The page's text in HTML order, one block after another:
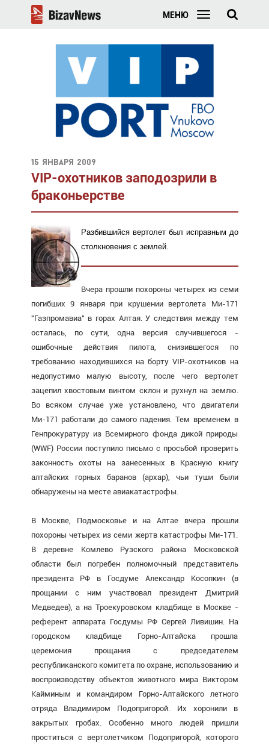
МЕНЮ
15 января 2009
VIP-охотников заподозрили в
браконьерстве
Разбившийся вертолет был исправным до
столкновения с землей.
Вчера прошли похороны четырех из семи
погибших 9 января при крушении вертолета Ми-171
"Газпромавиа" в горах Алтая. У следствия между тем
осталась, по сути, одна версия случившегося -
ошибочные действия пилота, снизившегося по
требованию находившихся на борту VIP-охотников на
недопустимо малую высоту, после чего вертолет
зацепил хвостовым винтом склон и рухнул на землю.
Во всяком случае уже установлено, что двигатели
Ми-171 работали до самого падения. Тем временем в
Генпрокуратуру из Всемирного фонда дикой природы
(WWF) России поступило письмо с просьбой проверить
законность охоты на занесенных в Красную книгу
алтайских горных баранов (архар), чьи туши были
обнаружены на месте авиакатастрофы.
В Москве, Подмосковье и на Алтае вчера прошли
похороны четырех из семи жертв катастрофы Ми-171.
В деревне Комлево Рузского района Московской
области был погребен полномочный представитель
президента РФ в Госдуме Александр Косопкин (в
прощании с ним участвовал президент Дмитрий
Медведев), а на Троекуровском кладбище в Москве -
референт аппарата Госдумы РФ Сергей Ливишин. На
городском кладбище Горно-Алтайска прошла
церемония прощания с председателем
республиканского комитета по охране, использованию и
воспроизводству объектов животного мира Виктором
Кайминым и командиром Горно-Алтайского летного
отряда Владимиром Подопригорой. Их хоронили в
закрытых гробах. Особенно много людей пришли
проститься с вертолетчиком Подопригорой, которого